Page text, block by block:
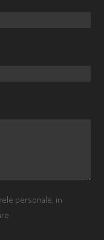
personale, in